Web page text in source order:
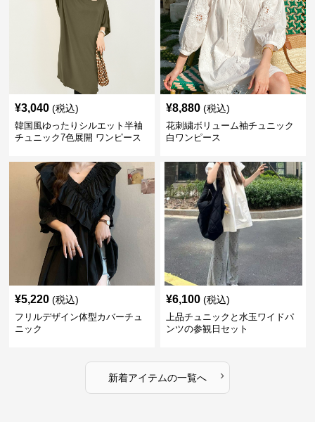
¥3,040 (税込)
韓国風ゆったりシルエット半袖
チュニック7色展開 ワンピース
¥8,880 (税込)
花刺繍ボリューム袖チュニック
白ワンピース
¥5,220 (税込)
フリルデザイン体型カバーチュ
ニック
¥6,100 (税込)
上品チュニックと水玉ワイドパ
ンツの参観日セット
新着アイテムの一覧へ ›